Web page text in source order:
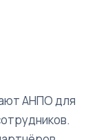
АНПО для